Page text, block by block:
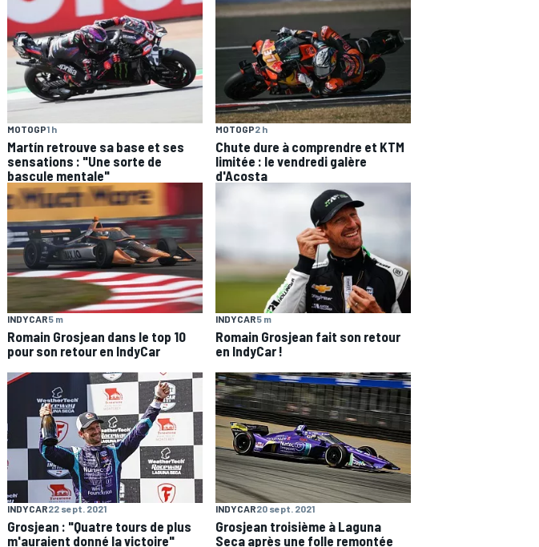
MOTOGP1 h
Martín retrouve sa base et ses
sensations : "Une sorte de
bascule mentale"
MOTOGP2 h
Chute dure à comprendre et KTM
limitée : le vendredi galère
d'Acosta
INDYCAR5 m
Romain Grosjean dans le top 10
pour son retour en IndyCar
INDYCAR5 m
Romain Grosjean fait son retour
en IndyCar !
INDYCAR22 sept. 2021
Grosjean : "Quatre tours de plus
m'auraient donné la victoire"
INDYCAR20 sept. 2021
Grosjean troisième à Laguna
Seca après une folle remontée